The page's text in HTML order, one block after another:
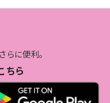
らに便利。
ちら